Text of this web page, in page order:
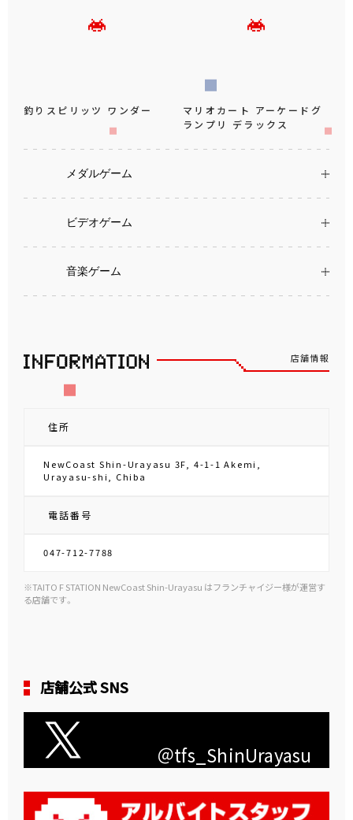
釣りスピリッツ ワンダー
マリオカート アーケードグ
ランプリ デラックス
メダルゲーム
ビデオゲーム
音楽ゲーム
店舗情報
住所
NewCoast Shin-Urayasu 3F, 4-1-1 Akemi,
Urayasu-shi, Chiba
電話番号
047-712-7788
※TAITO F STATION NewCoast Shin-Urayasu はフランチャイジー様が運営す
る店舗です。
店舗公式 SNS
＠tfs_ShinUrayasu